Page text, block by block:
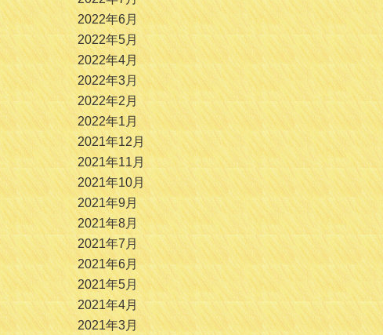
2022年6月
2022年5月
2022年4月
2022年3月
2022年2月
2022年1月
2021年12月
2021年11月
2021年10月
2021年9月
2021年8月
2021年7月
2021年6月
2021年5月
2021年4月
2021年3月